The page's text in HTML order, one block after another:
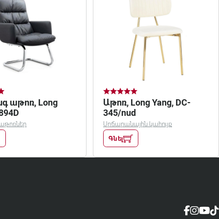
աթոռ, Long
Աթոռ, Long Yang, DC-
345/nud
Սրճարանային կահույք
Գնել